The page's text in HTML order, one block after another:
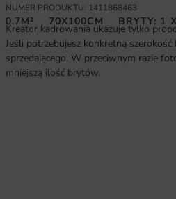
NUMER PRODUKTU: 1411868463
0.7M² 70X100CM BRYTY: 1
Kreator kadrowania ukazuje tylko
Jeśli potrzebujesz konkretną
sprzedającego. W przeciwnym razie
mniejszą ilość brytów.